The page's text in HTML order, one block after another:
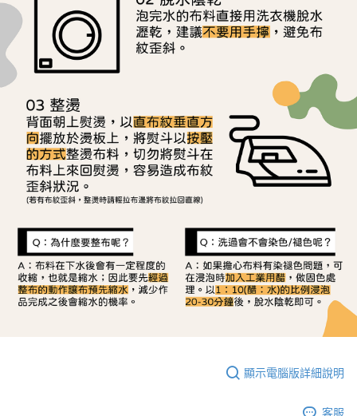
恩沛科技股份有限公司將有權停止該用戶之使用額度並採取法律行動。
顯示電腦版詳細說明
客服